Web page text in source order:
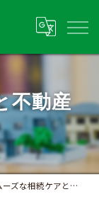
不動産
な相続ケアと不動産売却サポート